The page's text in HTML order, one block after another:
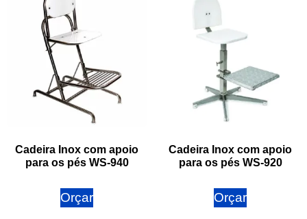
Cadeira Inox com apoio
para os pés WS-940
Orçar
Cadeira Inox com apoio
para os pés WS-920
Orçar